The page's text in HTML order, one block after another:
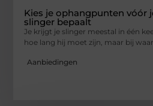
Kies je ophangpunten vóór
slinger bepaalt
Je krijgt je slinger meestal in één
hoe lang hij moet zijn, maar bij
Aanbiedingen